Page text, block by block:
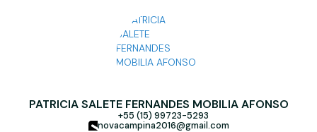
PATRICIA SALETE FERNANDES MOBILIA AFONSO
+55 (15) 99723-5293
novacampina2016@gmail.com